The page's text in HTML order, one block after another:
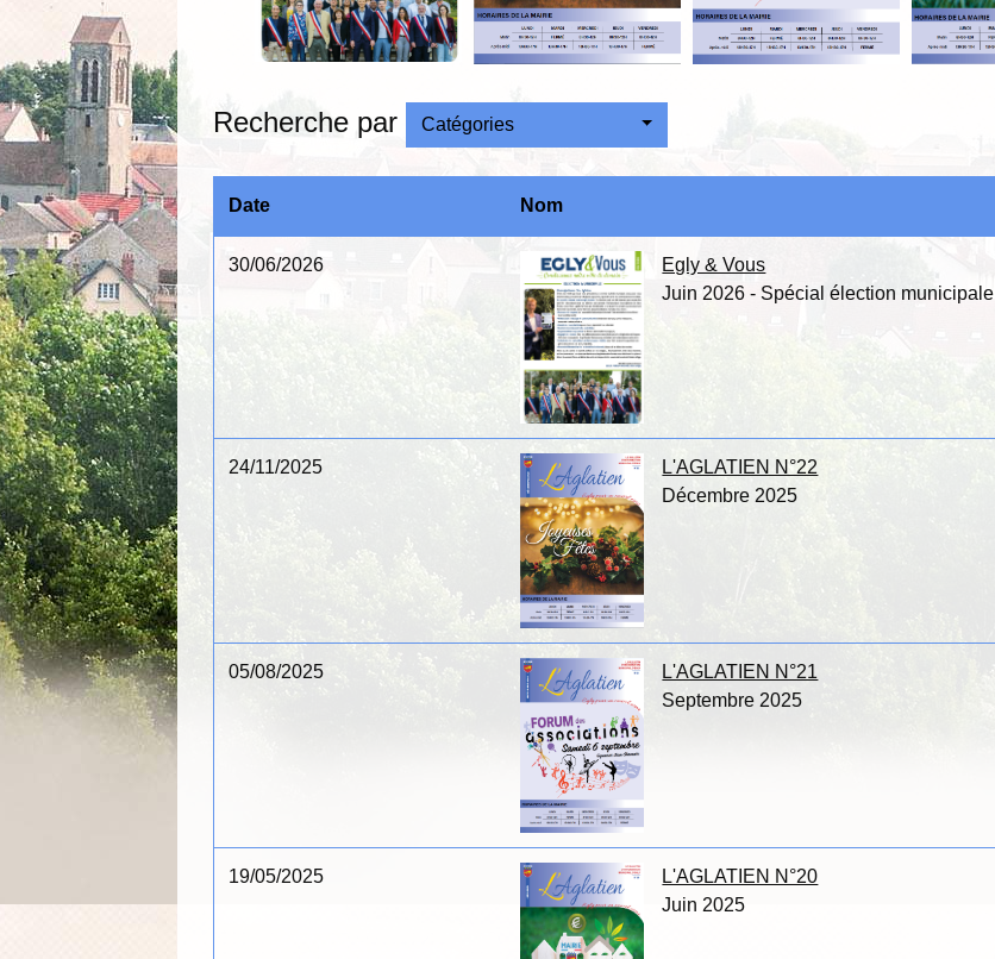
Recherche par Catégories
Date Nom
30/06/2026
Egly & Vous
Juin 2026 - Spécial élection municipale
24/11/2025
L'AGLATIEN N°22
Décembre 2025
05/08/2025
L'AGLATIEN N°21
Septembre 2025
19/05/2025
L'AGLATIEN N°20
Juin 2025